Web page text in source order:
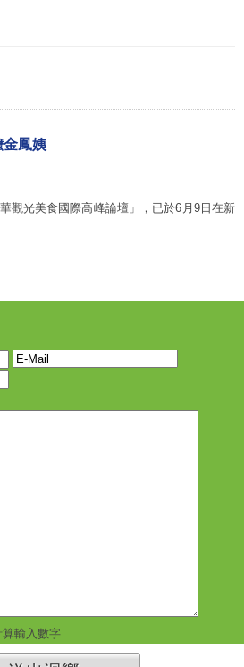
金鳳姨
觀光美食國際高峰論壇」，已於6月9日在新
輸入數字